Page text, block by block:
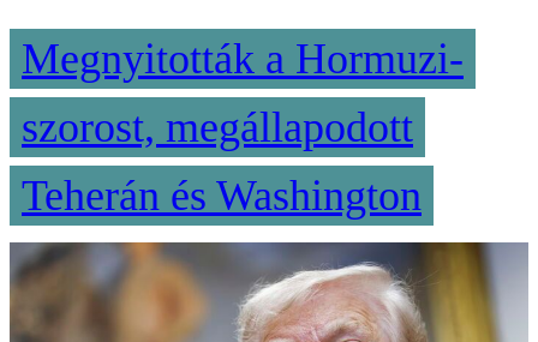
Megnyitották a Hormuzi-
szorost, megállapodott
Teherán és Washington